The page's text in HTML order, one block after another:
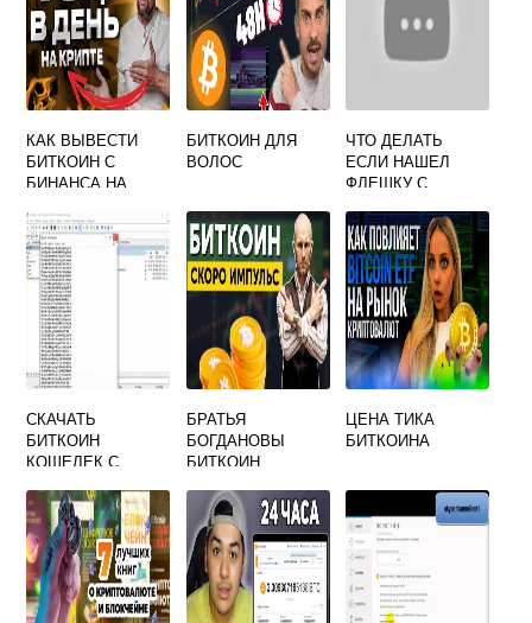
КАК ВЫВЕСТИ
БИТКОИН С
БИНАНСА НА
КОМИССИИ
БИТКОИН ДЛЯ
ВОЛОС
ЧТО ДЕЛАТЬ
ЕСЛИ НАШЕЛ
ФЛЕШКУ С
СКАЧАТЬ
БИТКОИН
КОШЕЛЕК С
БРАТЬЯ
БОГДАНОВЫ
БИТКОИН
ЦЕНА ТИКА
БИТКОИНА